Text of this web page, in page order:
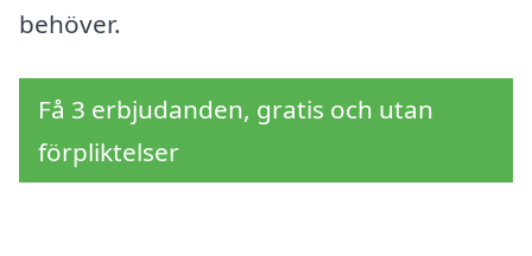
behöver.
Få 3 erbjudanden, gratis och utan
förpliktelser